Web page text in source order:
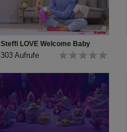
Steffi LOVE Welcome Baby
303 Aufrufe